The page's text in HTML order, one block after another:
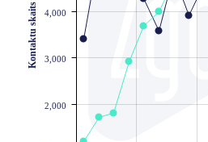
2,000
3,000
4,000
Kontaktu skaits